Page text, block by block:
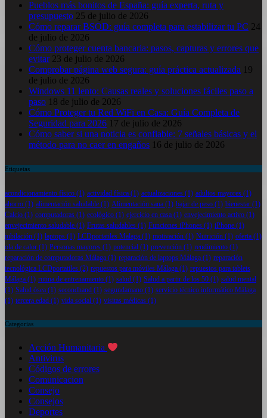
Pueblos más bonitos de España: guía experta, ruta y
presupuesto 25 de julio de 2026
Cómo reparar BSOD: guía completa para estabilizar tu PC 24
de julio de 2026
Cómo proteger cuenta bancaria: pasos, capturas y errores que
evitar 23 de julio de 2026
Comprobar página web segura: guía práctica actualizada 19
de julio de 2026
Windows 11 lento: Causas reales y soluciones fáciles paso a
paso 18 de julio de 2026
Cómo Proteger tu Red WiFi en Casa: Guía Completa de
Seguridad para 2026 17 de julio de 2026
Cómo saber si una noticia es confiable: 7 señales básicas y el
método para no caer en engaños 16 de julio de 2026
Etiquetas
acondicionamiento físico (1) actividad física (1) actualizaciones (1) adultos mayores (1)
ahorro (1) alimentación saludable (1) Alimentación sana (1) bajar de peso (1) bienestar (1)
Calcio (1) computadoras (1) ecológico (1) ejercicio en casa (1) envejecimiento activo (1)
envejecimiento saludable (1) Frutas saludables (1) Funciones iPhones (1) iPhone (1)
jubilación (1) laptops (1) LCDportatiles Malaga (1) motivación (1) Nutrición (1) oferta (1)
ola de calor (1) Personas mayores (1) potencial (1) prevención (1) rendimiento (1)
reparación de computadoras Málaga (1) reparación de laptops Málaga (1) reparación
tecnológica LCDportatiles (2) repuestos para móviles Málaga (1) repuestos para tablets
Málaga (1) rutina de entrenamiento (1) salud (1) Salud a partir de los 50 (1) salud mental
(1) Salud ósea (1) secondhand (1) segundamano (1) servicio técnico informático Málaga
(1) tercera edad (1) vida social (1) visitas médicas (1)
Categorias
Acción Humanitaria
Antivirus
Códigos de errores
Comunicacion
Consejo
Consejos
Deportes